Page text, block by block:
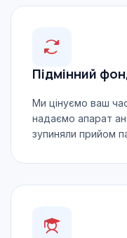
Підмінний
Ми цінуємо ваш
надаємо апарат
зупиняли прийом